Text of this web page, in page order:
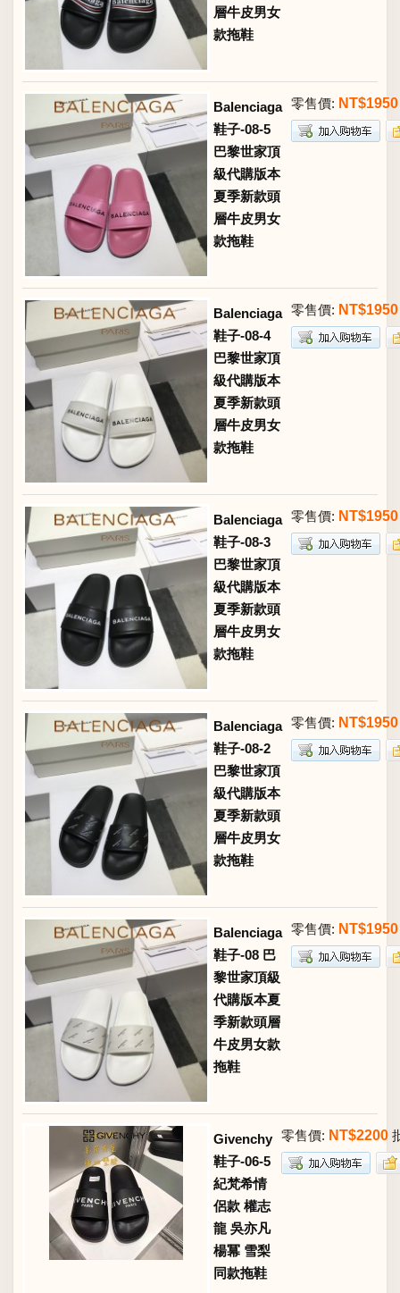
層牛皮男女
款拖鞋
Balenciaga
鞋子-08-5
巴黎世家頂
級代購版本
夏季新款頭
層牛皮男女
款拖鞋
零售價: NT$1950
Balenciaga
鞋子-08-4
巴黎世家頂
級代購版本
夏季新款頭
層牛皮男女
款拖鞋
零售價: NT$1950
Balenciaga
鞋子-08-3
巴黎世家頂
級代購版本
夏季新款頭
層牛皮男女
款拖鞋
零售價: NT$1950
Balenciaga
鞋子-08-2
巴黎世家頂
級代購版本
夏季新款頭
層牛皮男女
款拖鞋
零售價: NT$1950
Balenciaga
鞋子-08 巴
黎世家頂級
代購版本夏
季新款頭層
牛皮男女款
拖鞋
零售價: NT$1950
Givenchy
鞋子-06-5
紀梵希情
侶款 權志
龍 吳亦凡
楊冪 雪梨
同款拖鞋
零售價: NT$2200